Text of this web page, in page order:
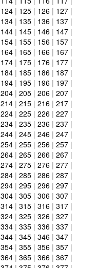
124 | 125 | 126 | 127 |
134 | 135 | 136 | 137 |
144 | 145 | 146 | 147 |
154 | 155 | 156 | 157 |
164 | 165 | 166 | 167 |
174 | 175 | 176 | 177 |
184 | 185 | 186 | 187 |
194 | 195 | 196 | 197 |
204 | 205 | 206 | 207 |
214 | 215 | 216 | 217 |
224 | 225 | 226 | 227 |
234 | 235 | 236 | 237 |
244 | 245 | 246 | 247 |
254 | 255 | 256 | 257 |
264 | 265 | 266 | 267 |
274 | 275 | 276 | 277 |
284 | 285 | 286 | 287 |
294 | 295 | 296 | 297 |
304 | 305 | 306 | 307 |
314 | 315 | 316 | 317 |
324 | 325 | 326 | 327 |
334 | 335 | 336 | 337 |
344 | 345 | 346 | 347 |
354 | 355 | 356 | 357 |
364 | 365 | 366 | 367 |